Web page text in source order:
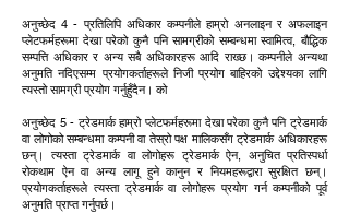
अनुच्छेद 4 - प्रतिलिपि अधिकार कम्पनीले हाम्रो अनलाइन र अफलाइन
प्लेटफर्महरूमा देखा परेको कुनै पनि सामग्रीको सम्बन्धमा स्वामित्व, बौद्धिक
सम्पत्ति अधिकार र अन्य सबै अधिकारहरू आदि राख्छ। कम्पनीले अन्यथा
अनुमति नदिएसम्म प्रयोगकर्ताहरूले निजी प्रयोग बाहिरको उद्देश्यका लागि
त्यस्तो सामग्री प्रयोग गर्नुहुँदैन। को
अनुच्छेद 5 - ट्रेडमार्क हाम्रो प्लेटफर्महरूमा देखा परेका कुनै पनि ट्रेडमार्क
वा लोगोको सम्बन्धमा कम्पनी वा तेस्रो पक्ष मालिकसँग ट्रेडमार्क अधिकारहरू
छन्। त्यस्ता ट्रेडमार्क वा लोगोहरू ट्रेडमार्क ऐन, अनुचित प्रतिस्पर्धा
रोकथाम ऐन वा अन्य लागू हुने कानुन र नियमहरूद्वारा सुरक्षित छन्।
प्रयोगकर्ताहरूले त्यस्ता ट्रेडमार्क वा लोगोहरू प्रयोग गर्न कम्पनीको पूर्व
अनुमति प्राप्त गर्नुपर्छ।